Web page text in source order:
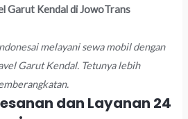
Garut Kendal di JowoTrans
melayani sewa mobil dengan
Garut Kendal. Tetunya lebih
dan Layanan 24